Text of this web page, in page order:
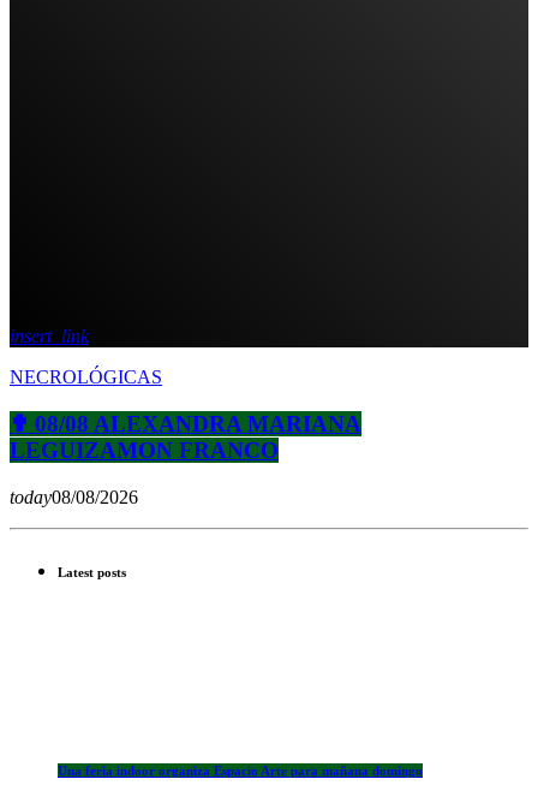
insert_link
NECROLÓGICAS
✟ 08/08 ALEXANDRA MARIANA
LEGUIZAMON FRANCO
today08/08/2026
Latest posts
Una feria indoor organiza Espacio Arte para mañana domingo